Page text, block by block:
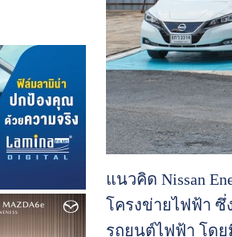
แนวคิด Nissan
โครงข่ายไฟฟ้า ซึ่
รถยนต์ไฟฟ้า โด